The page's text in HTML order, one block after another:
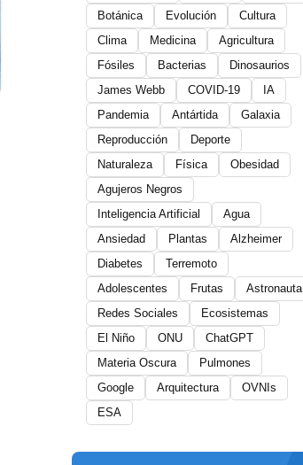
Botánica
Evolución
Cultura
Clima
Medicina
Agricultura
Fósiles
Bacterias
Dinosaurios
James Webb
COVID-19
IA
Pandemia
Antártida
Galaxia
Reproducción
Deporte
Naturaleza
Física
Obesidad
Agujeros Negros
Inteligencia Artificial
Agua
Ansiedad
Plantas
Alzheimer
Diabetes
Terremoto
Adolescentes
Frutas
Astronauta
Redes Sociales
Ecosistemas
El Niño
ONU
ChatGPT
Materia Oscura
Pulmones
Google
Arquitectura
OVNIs
ESA